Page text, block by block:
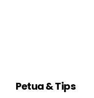
Petua & Tips